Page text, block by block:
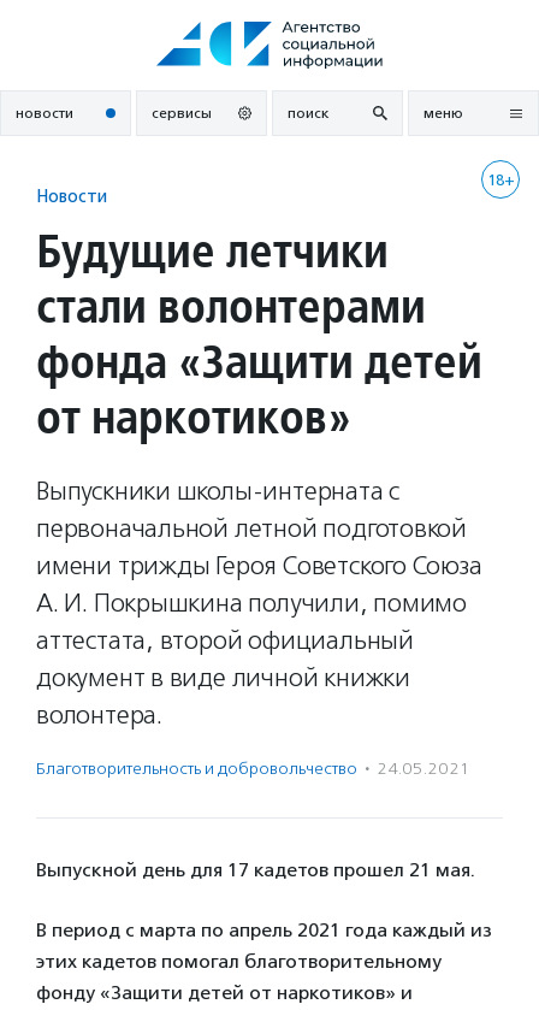
новости сервисы поиск меню
18+
Новости
Будущие летчики
стали волонтерами
фонда «Защити детей
от наркотиков»
Выпускники школы-интерната с
первоначальной летной подготовкой
имени трижды Героя Советского Союза
А. И. Покрышкина получили, помимо
аттестата, второй официальный
документ в виде личной книжки
волонтера.
Благотвори­тель­ность и доброволь­чест­во · 24.05.2021
Выпускной день для 17 кадетов прошел 21 мая.
В период с марта по апрель 2021 года каждый из
этих кадетов помогал благотворительному
фонду «Защити детей от наркотиков» и